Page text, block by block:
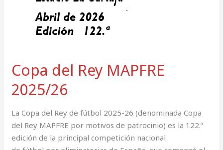
Copa del Rey MAPFRE
2025/26
La Copa del Rey de fútbol 2025-26 (denominada Copa
del Rey MAPFRE por motivos de patrocinio) es la 122.ª
edición de la principal competición nacional